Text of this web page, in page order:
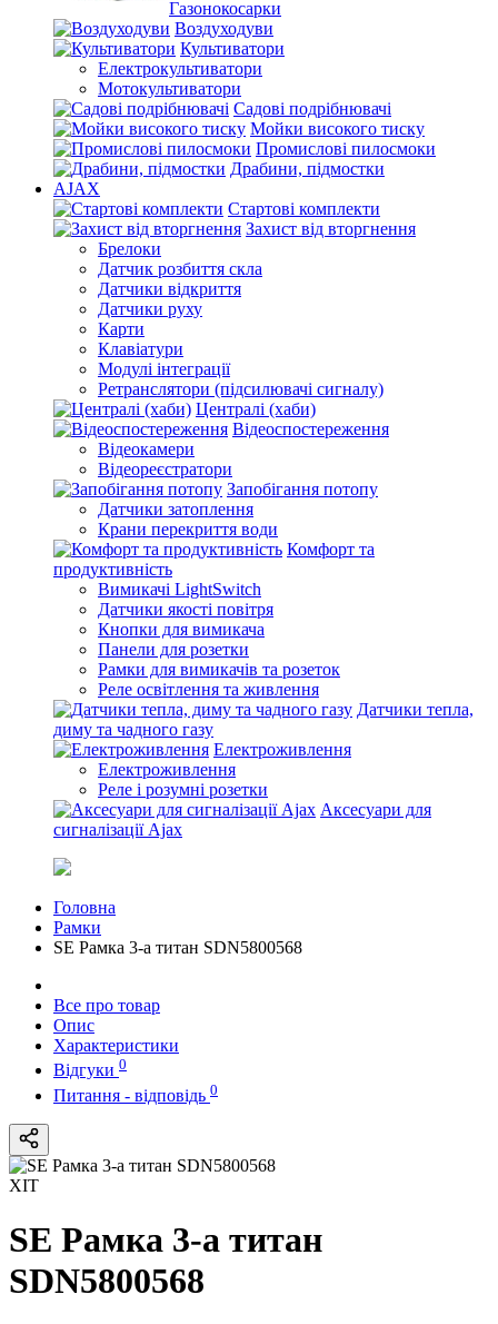
Газонокосарки
Воздуходуви
Культиватори
Електрокультиватори
Мотокультиватори
Садові подрібнювачі
Мойки високого тиску
Промислові пилосмоки
Драбини, підмостки
AJAX
Стартові комплекти
Захист від вторгнення
Брелоки
Датчик розбиття скла
Датчики відкриття
Датчики руху
Карти
Клавіатури
Модулі інтеграції
Ретранслятори (підсилювачі сигналу)
Централі (хаби)
Відеоспостереження
Відеокамери
Відеореєстратори
Запобігання потопу
Датчики затоплення
Крани перекриття води
Комфорт та
продуктивність
Вимикачі LightSwitch
Датчики якості повітря
Кнопки для вимикача
Панели для розетки
Рамки для вимикачів та розеток
Реле освітлення та живлення
Датчики тепла,
диму та чадного газу
Електроживлення
Електроживлення
Реле і розумні розетки
Аксесуари для
сигналізації Ajax
Головна
Рамки
SE Рамка 3-а титан SDN5800568
Все про товар
Опис
Характеристики
Відгуки 0
Питання - відповідь 0
ХІТ
SE Рамка 3-а титан
SDN5800568